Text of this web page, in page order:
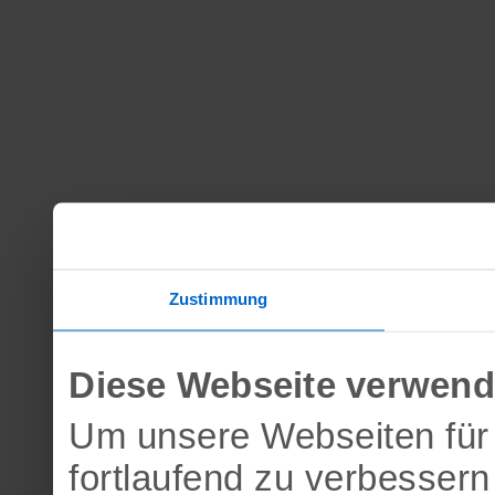
Zustimmung
Diese Webseite
Um unsere Webseiten
fortlaufend zu